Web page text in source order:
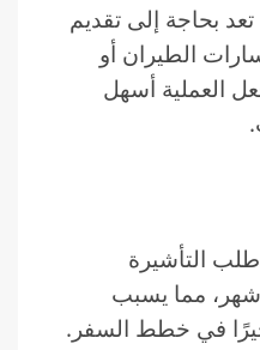
بحاجة إلى تقديم
الطيران أو
العملية أسهل
التأشيرة
أشهر، مما يسبب
في خطط السفر.